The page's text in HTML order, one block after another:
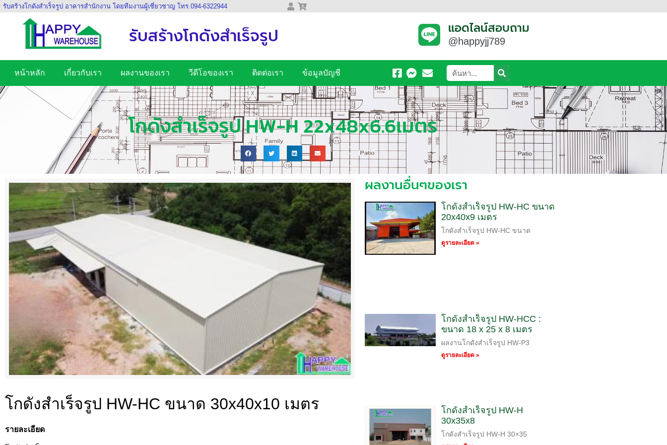
รับสร้างโกดังสำเร็จรูป อาคารสำนักงาน โดยทีมงานผู้เชี่ยวชาญ โทร.094-6322944
รับสร้างโกดังสำเร็จรูป แอดไลน์สอบถาม
@happyjj789
หน้าหลัก เกี่ยวกับเรา ผลงานของเรา วีดีโอของเรา ติดต่อเรา ข้อมูลบัญชี
โกดังสำเร็จรูป HW-H 22x48x6.6เมตร
โกดังสำเร็จรูป HW-HC ขนาด 30x40x10 เมตร
รายละเอียด
ผลงานอื่นๆของเรา
โกดังสำเร็จรูป HW-HC ขนาด
20x40x9 เมตร
โกดังสำเร็จรูป HW-HC ขนาด
ดูรายละเอียด »
โกดังสำเร็จรูป HW-HCC :
ขนาด 18 x 25 x 8 เมตร
ผลงานโกดังสำเร็จรูป HW-P3
ดูรายละเอียด »
โกดังสำเร็จรูป HW-H
30x35x8
โกดังสำเร็จรูป HW-H 30×35